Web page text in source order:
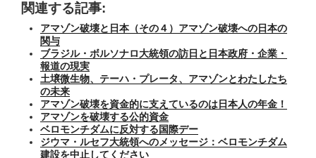
関連する記事:
アマゾン破壊と日本（その４）アマゾン破壊への日本の
関与
ブラジル・ボルソナロ大統領の訪日と日本政府・企業・
報道の現実
土壌微生物、テーハ・プレータ、アマゾンとわたしたち
の未来
アマゾン破壊を資金的に支えているのは日本人の年金！
アマゾンを破壊する公的資金
ベロモンチダムに反対する国際デー
ジウマ・ルセフ大統領へのメッセージ：ベロモンチダム
建設を中止してください